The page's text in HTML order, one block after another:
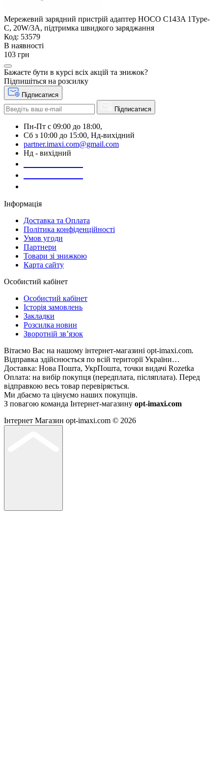
Мережевий зарядний пристрій адаптер HOCO C143A 1Type-
C, 20W/3A, підтримка швидкого заряджання
Код: 53579
В наявності
103 грн
Бажаєте бути в курсі всіх акцій та знижок?
Підпишіться на розсилку
Підписатися
Підписатися
Пн-Пт с 09:00 до 18:00,
Сб з 10:00 до 15:00, Нд-вихідний
partner.imaxi.com@gmail.com
Нд - вихідний
Інформація
Доставка та Оплата
Політика конфіденційності
Умов угоди
Партнери
Товари зі знижкою
Карта сайту
Особистий кабінет
Особистий кабінет
Історія замовлень
Закладки
Розсилка новин
Зворотній зв’язок
Вітаємо Вас на нашому інтернет-магазині opt-imaxi.com.
Відправка здійснюється по всій території України…
Доставка: Нова Пошта, УкрПошта, точки видачі Rozetka
Оплата: на вибір покупця (передплата, післяплата). Перед
відправкою весь товар перевіряється.
Ми дбаємо та цінуємо наших покупців.
З повагою команда Інтернет-магазину opt-imaxi.com
Інтернет Магазин opt-imaxi.com © 2026